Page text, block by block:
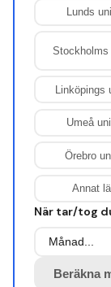
Lunds
Umeå
Örebro
Annat
När tar/tog
Beräkna